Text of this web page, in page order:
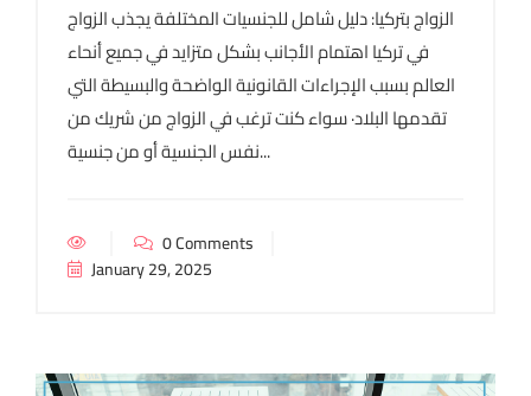
الزواج بتركيا: دليل شامل للجنسيات المختلفة يجذب الزواج
في تركيا اهتمام الأجانب بشكل متزايد في جميع أنحاء
العالم بسبب الإجراءات القانونية الواضحة والبسيطة التي
تقدمها البلاد· سواء كنت ترغب في الزواج من شريك من
نفس الجنسية أو من جنسية...
0 Comments
January 29, 2025